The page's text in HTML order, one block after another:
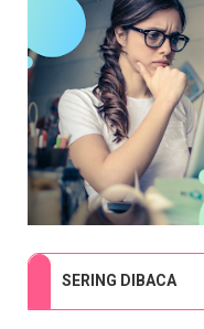
SERING DIBACA